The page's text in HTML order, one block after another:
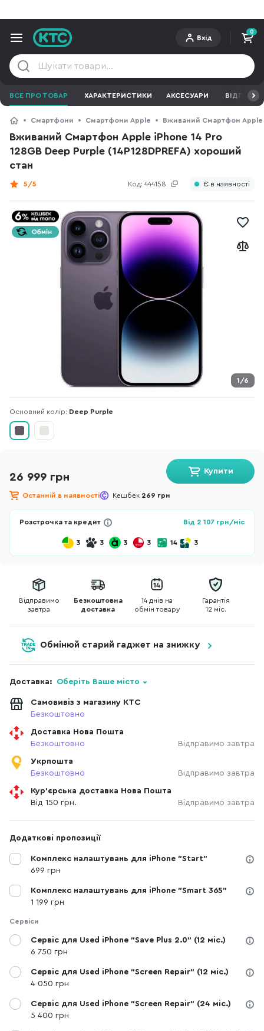
Вхід
0
ВСЕ ПРО ТОВАР ХАРАКТЕРИСТИКИ АКСЕСУАРИ ВІДГУКИ
Смартфони Смартфони Apple Вживаний Смартфон Apple
Вживаний Смартфон Apple iPhone 14 Pro
128GB Deep Purple (14P128DPREFA) хороший
стан
Код: 444158
5/5 Є в наявності
1/6
Основний колір: Deep Purple
26 999 грн
Останній в наявності Кешбек 269 грн
Купити
Розстрочка та кредит Від 2 107 грн/міс
3 3 3 3 14 3
Відправимо
завтра
Безкоштовна
доставка
14 днів на
обмін товару
Гарантія
12 міс.
Обмінюй старий гаджет на знижку
Доставка: Оберіть Ваше місто
Самовивіз з магазину КТС
Безкоштовно
Доставка Нова Пошта
Безкоштовно
Відправимо завтра
Укрпошта
Безкоштовно
Відправимо завтра
Кур'єрська доставка Нова Пошта
Від 150 грн.
Відправимо завтра
Додаткові пропозиції
Комплекс налаштувань для iPhone "Start"
699 грн
Комплекс налаштувань для iPhone "Smart 365"
1 199 грн
Сервіси
Сервіс для Used iPhone "Save Plus 2.0" (12 міс.)
6 750 грн
Сервіс для Used iPhone "Screen Repair" (12 міс.)
4 050 грн
Сервіс для Used iPhone "Screen Repair" (24 міс.)
5 400 грн